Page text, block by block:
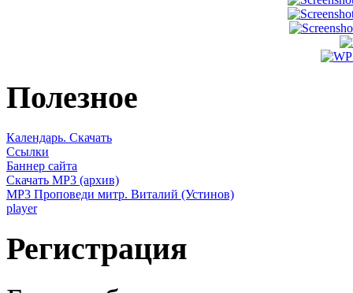
Полезное
Календарь. Скачать
Ссылки
Баннер сайта
Скачать MP3 (архив)
MP3 Проповеди митр. Виталий (Устинов)
player
Регистрация